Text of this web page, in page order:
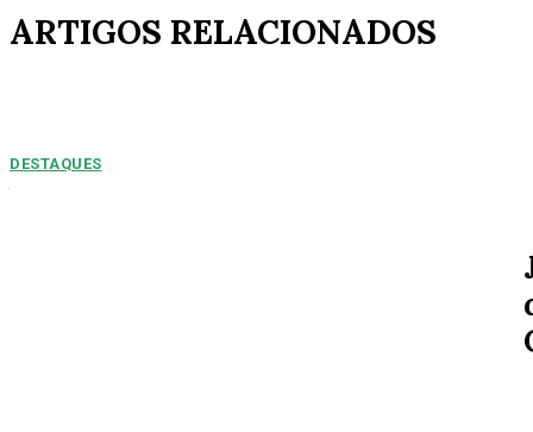
ARTIGOS RELACIONADOS
DESTAQUES